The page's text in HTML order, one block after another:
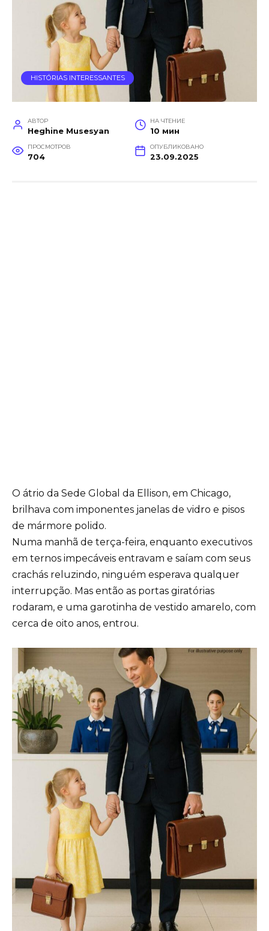
HISTÓRIAS INTERESSANTES
АВТОР
Heghine Musesyan
НА ЧТЕНИЕ
10 мин
ПРОСМОТРОВ
704
ОПУБЛИКОВАНО
23.09.2025
O átrio da Sede Global da Ellison, em Chicago,
brilhava com imponentes janelas de vidro e pisos
de mármore polido.
Numa manhã de terça-feira, enquanto executivos
em ternos impecáveis entravam e saíam com seus
crachás reluzindo, ninguém esperava qualquer
interrupção. Mas então as portas giratórias
rodaram, e uma garotinha de vestido amarelo, com
cerca de oito anos, entrou.